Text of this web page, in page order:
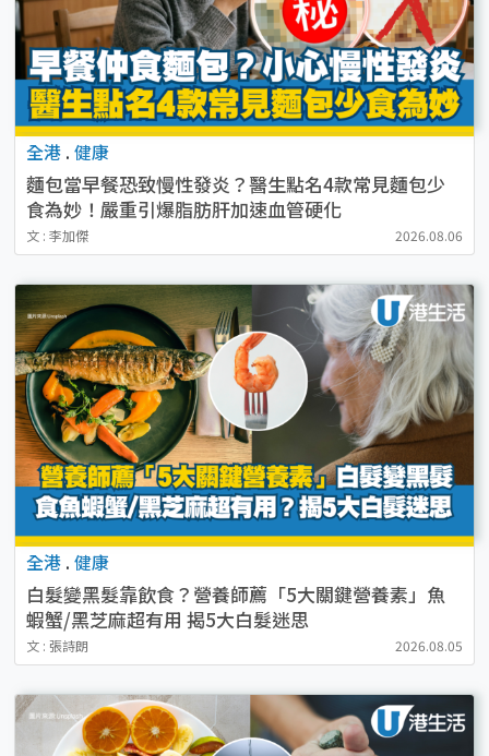
全港 . 健康
麵包當早餐恐致慢性發炎？醫生點名4款常見麵包少
食為妙！嚴重引爆脂肪肝加速血管硬化
文 : 李加傑 2026.08.06
全港 . 健康
白髮變黑髮靠飲食？營養師薦「5大關鍵營養素」魚
蝦蟹/黑芝麻超有用 揭5大白髮迷思
文 : 張詩朗 2026.08.05